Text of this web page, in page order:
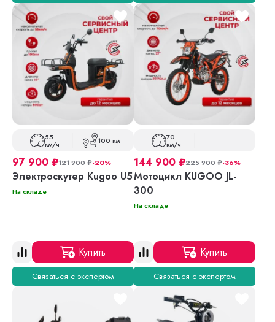
55
км/ч 100 км
97 900 ₽121 900₽-20%
Электроскутер Kugoo U5
На складе
Купить
Связаться с экспертом
70
км/ч
144 900 ₽225 900₽-36%
Мотоцикл KUGOO JL-
300
На складе
Купить
Связаться с экспертом